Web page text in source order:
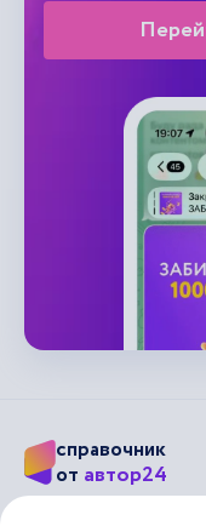
справочник
от автор24